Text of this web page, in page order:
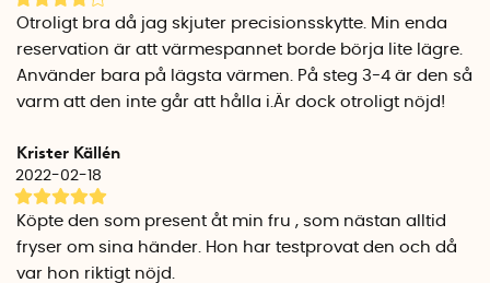
omedelbart och antalet lampor som lyser indikerar hur
mycket batteri som är kvar i handvärmaren.
Ladda handvärmaren
Använd den medföljande USB-kabeln och ladda
avstängd under laddning.
Laddningstiden kan variera beroende på om du laddar via
en dators USB-port (ca 6 timmar) eller om du använder en
USB-adapter (ingår ej) och laddar i väggen (ca 2-3 timmar).
Otroligt bra då jag skjuter precisionsskytte. Min enda
reservation är att värmespannet borde börja lite lägre.
Använder bara på lägsta värmen. På steg 3-4 är den så
varm att den inte går att hålla i.Är dock otroligt nöjd!
Krister Källén
2022-02-18
Köpte den som present åt min fru , som nästan alltid
fryser om sina händer. Hon har testprovat den och då
var hon riktigt nöjd.